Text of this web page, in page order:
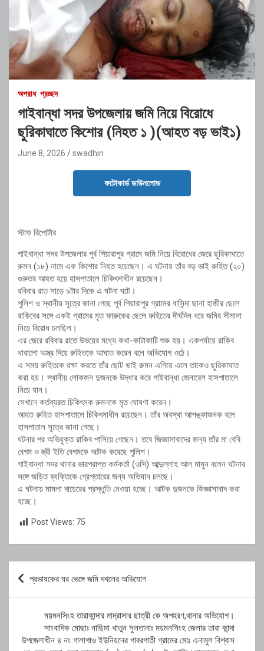
অপরাধ প্রচ্ছদ
গাইবান্ধা সদর উপজেলায় জমি নিয়ে বিরোধে
ছুরিকাঘাতে কিশোর (নিহত ১ )(আহত বড় ভাই১)
June 8, 2026 swadhin
ফটোকার্ড ডাউনলোড
স্টাফ রিপোর্টার
গাইবান্ধা সদর উপজেলার পূর্ব পিয়ারাপুর গ্রামে জমি নিয়ে বিরোধের জেরে ছুরিকাঘাতে
রুমন (১৮) নামে এক কিশোর নিহত হয়েছেন। এ ঘটনায় তাঁর বড় ভাই রুহিত (২০)
গুরুতর আহত হয়ে হাসপাতালে চিকিৎসাধীন রয়েছেন।
রবিবার রাত সাড়ে ৯টার দিকে এ ঘটনা ঘটে।
পুলিশ ও স্থানীয় সূত্রে জানা গেছে পূর্ব পিয়ারাপুর গ্রামের বাসিন্দা ছানা হাজীর ছেলে
রাকিবের সঙ্গে একই গ্রামের মৃত ফারুকের ছেলে রুহিতের দীর্ঘদিন ধরে জমির সীমানা
নিয়ে বিরোধ চলছিল।
এর জেরে রবিবার রাতে উভয়ের মধ্যে কথা-কাটাকাটি শুরু হয়। একপর্যায়ে রাকিব
ধারালো অস্ত্র দিয়ে রুহিতকে আঘাত করেন বলে অভিযোগ ওঠে।
এ সময় রুহিতকে রক্ষা করতে তাঁর ছোট ভাই রুমন এগিয়ে এলে তাকেও ছুরিকাঘাত
করা হয়। স্থানীয় লোকজন দুজনকে উদ্ধার করে গাইবান্ধা জেনারেল হাসপাতালে
নিয়ে যান।
সেখানে কর্তব্যরত চিকিৎসক রুমনকে মৃত ঘোষণা করেন।
আহত রুহিত হাসপাতালে চিকিৎসাধীন রয়েছেন। তাঁর অবস্থা আশঙ্কাজনক বলে
হাসপাতাল সূত্রে জানা গেছে।
ঘটনার পর অভিযুক্ত রাকিব পালিয়ে গেছেন। তবে জিজ্ঞাসাবাদের জন্য তাঁর মা বেবি
বেগম ও স্ত্রী ইতি বেগমকে আটক করেছে পুলিশ।
গাইবান্ধা সদর থানার ভারপ্রাপ্ত কর্মকর্তা (ওসি) আব্দুল্লাহ আল মামুন বলেন ঘটনার
সঙ্গে জড়িত ব্যক্তিকে গ্রেপ্তারের জন্য অভিযান চলছে।
এ ঘটনায় মামলা দায়েরের প্রস্তুতি নেওয়া হচ্ছে। আটক দুজনকে জিজ্ঞাসাবাদ করা
হচ্ছে।
Post Views: 75
Post
navigation
প্রভাষকের ঘর ভেঙ্গে জমি দখলের অভিযোগ
ময়মনসিংহ তারাকান্দার মাদ্রাসার ছাত্রী কে অপহরণ,থানার অভিযোগ।
সাংবাদিক মোছাঃ নাছিমা খাতুন সুলতানাঃ ময়মনসিংহ জেলার তারা কান্দা
উপজেলাধীন ৪ নং গালাগাও ইউনিয়নের গাবরগাতী গ্রামের মোঃ এনামুল বিশ্বাস